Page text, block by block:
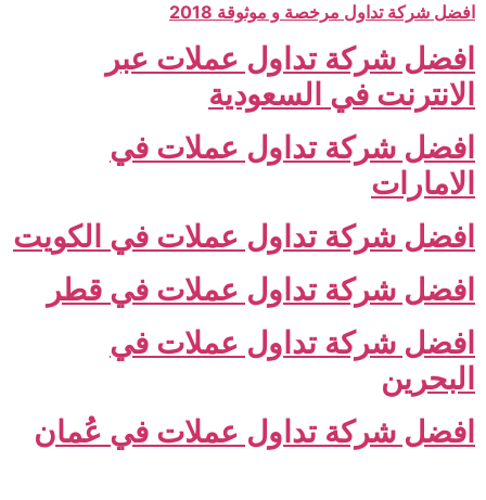
افضل شركة تداول مرخصة و موثوقة 2018
افضل شركة تداول عملات عبر
الانترنت في السعودية
افضل شركة تداول عملات في
الامارات
افضل شركة تداول عملات في الكويت
افضل شركة تداول عملات في قطر
افضل شركة تداول عملات في
البحرين
افضل شركة تداول عملات في عُمان